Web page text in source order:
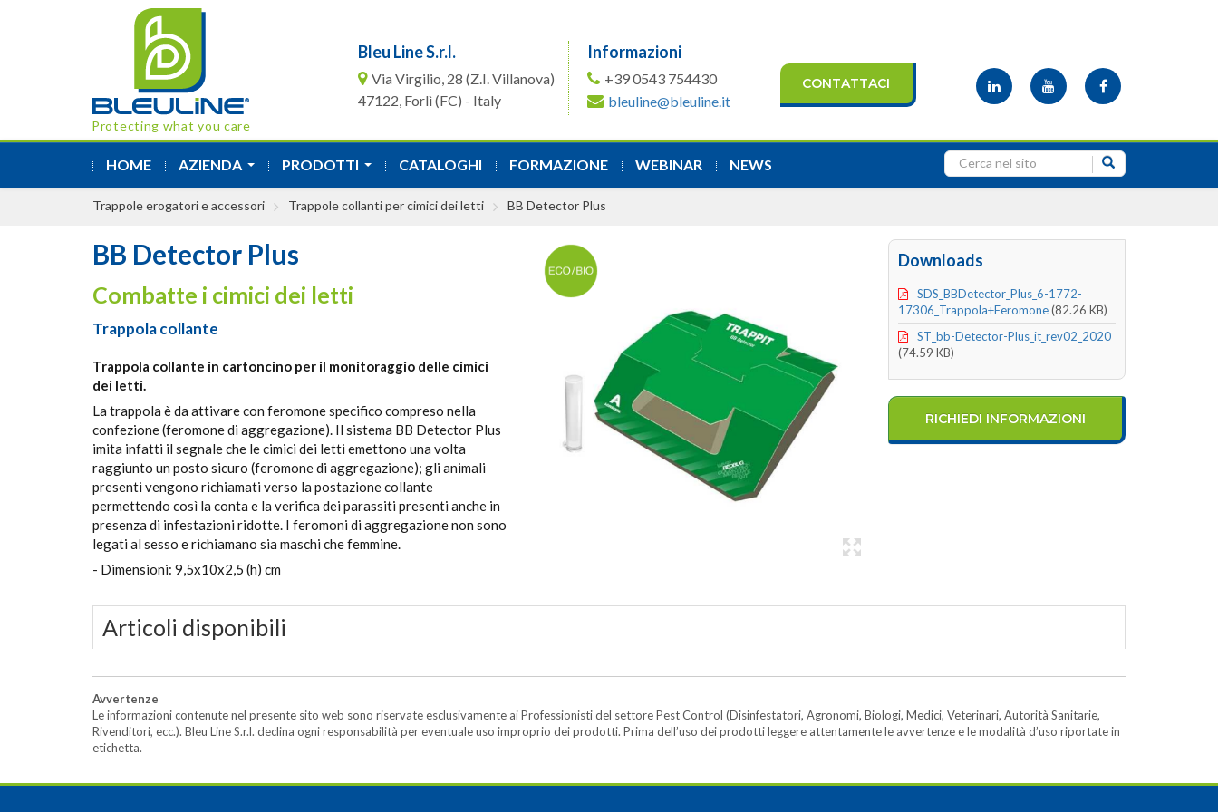
Protecting what you care
Bleu Line S.r.l.
Via Virgilio, 28 (Z.I. Villanova)
47122, Forlì (FC) - Italy
Informazioni
+39 0543 754430
bleuline@bleuline.it
CONTATTACI
HOME AZIENDA PRODOTTI CATALOGHI FORMAZIONE WEBINAR NEWS
Trappole erogatori e accessori Trappole collanti per cimici dei letti BB Detector Plus
BB Detector Plus
Combatte i cimici dei letti
Trappola collante
Trappola collante in cartoncino per il monitoraggio delle cimici
dei letti.
La trappola è da attivare con feromone specifico compreso nella
confezione (feromone di aggregazione). Il sistema BB Detector Plus
imita infatti il segnale che le cimici dei letti emettono una volta
raggiunto un posto sicuro (feromone di aggregazione); gli animali
presenti vengono richiamati verso la postazione collante
permettendo così la conta e la verifica dei parassiti presenti anche in
presenza di infestazioni ridotte. I feromoni di aggregazione non sono
legati al sesso e richiamano sia maschi che femmine.
- Dimensioni: 9,5x10x2,5 (h) cm
Downloads
SDS_BBDetector_Plus_6-1772-
17306_Trappola+Feromone(82.26 KB)
ST_bb-Detector-Plus_it_rev02_2020
(74.59 KB)
RICHIEDI INFORMAZIONI
Articoli disponibili
Avvertenze
Le informazioni contenute nel presente sito web sono riservate esclusivamente ai Professionisti del settore Pest Control (Disinfestatori, Agronomi, Biologi, Medici, Veterinari, Autorità Sanitarie,
Rivenditori, ecc.). Bleu Line S.r.l. declina ogni responsabilità per eventuale uso improprio dei prodotti. Prima dell’uso dei prodotti leggere attentamente le avvertenze e le modalità d’uso riportate in
etichetta.